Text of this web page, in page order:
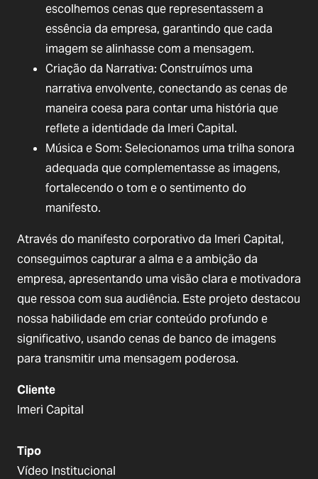
escolhemos cenas que representassem a
essência da empresa, garantindo que cada
imagem se alinhasse com a mensagem.
Criação da Narrativa: Construímos uma
narrativa envolvente, conectando as cenas de
maneira coesa para contar uma história que
reflete a identidade da Imeri Capital.
Música e Som: Selecionamos uma trilha sonora
adequada que complementasse as imagens,
fortalecendo o tom e o sentimento do
manifesto.
Através do manifesto corporativo da Imeri Capital,
conseguimos capturar a alma e a ambição da
empresa, apresentando uma visão clara e motivadora
que ressoa com sua audiência. Este projeto destacou
nossa habilidade em criar conteúdo profundo e
significativo, usando cenas de banco de imagens
para transmitir uma mensagem poderosa.
Cliente
Imeri Capital
Tipo
Vídeo Institucional